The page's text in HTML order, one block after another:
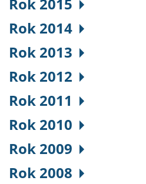
Rok 2014
Rok 2013
Rok 2012
Rok 2011
Rok 2010
Rok 2009
Rok 2008